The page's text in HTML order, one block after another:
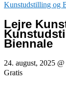
Kunstudstilling og
Lejre
Biennale
24. august, 2025
Gratis